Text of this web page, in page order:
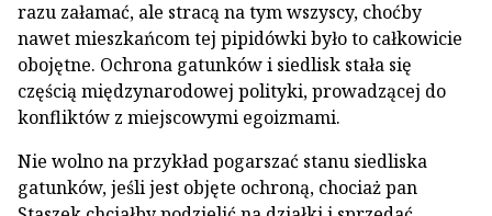
razu załamać, ale stracą na tym wszyscy, choćby
nawet mieszkańcom tej pipidówki było to całkowicie
obojętne. Ochrona gatunków i siedlisk stała się
częścią międzynarodowej polityki, prowadzącej do
konfliktów z miejscowymi egoizmami.
Nie wolno na przykład pogarszać stanu siedliska
gatunków, jeśli jest objęte ochroną, chociaż pan